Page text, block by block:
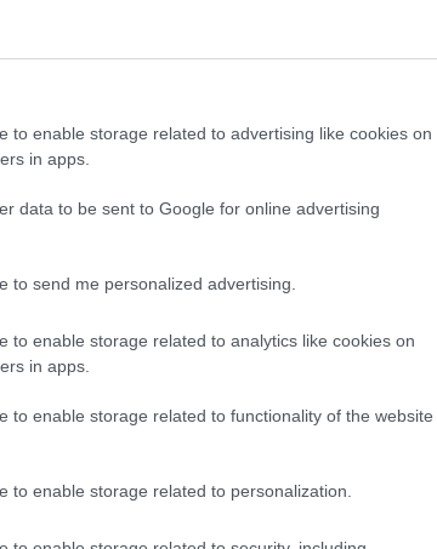
to enable storage related to advertising like cookies on
in apps.
data to be sent to Google for online advertising
to send me personalized advertising.
to enable storage related to analytics like cookies on
in apps.
to enable storage related to functionality of the website
to enable storage related to personalization.